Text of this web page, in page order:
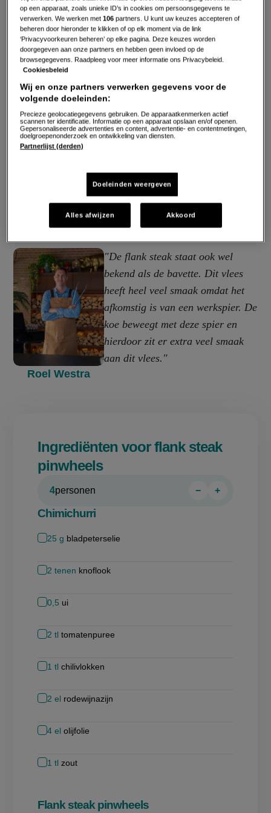
Roel Westra
"De flank steak staat ook wel
bekend als de bavette. Dit vlees
heeft heel veel smaak omdat het
afkomstig is van een werkspier. De
koe beweegt met deze spier en
hierdoor zit er extra veel smaak
aan dit vlees."
Ingrediënten voor flank steak
pinwheels
4personen
Persoon
−
Persoon
+
Chimichurri
25 g bladpeterselie
2 tenen knoflook
0,5 ui
2 tl tomatenpuree
1 tl chilivlokken
2 el rodewijnazijn
4 el olijfolie
1 tl zout
Flank steak pinwheels
op een apparaat, zoals unieke ID’s in cookies om persoonsgegevens te
verwerken. We werken met106 partners. U kunt uw keuzes accepteren of
beheren door hieronder te klikken of op elk moment via de link
‘Privacyvoorkeuren beheren’ op elke pagina. Deze keuzes worden
doorgegeven aan onze partners en hebben geen invloed op de
browsegegevens. Raadpleeg voor meer informatie ons Privacybeleid.
Cookiesbeleid
Wij en onze partners verwerken gegevens voor de
volgende doeleinden:
Precieze geolocatiegegevens gebruiken. De apparaatkenmerken actief
scannen ter identificatie. Informatie op een apparaat opslaan en/of openen.
Gepersonaliseerde advertenties en content, advertentie- en contentmetingen,
doelgroepenonderzoek en ontwikkeling van diensten.
Partnerlijst (derden)
Doeleinden weergeven
Alles afwijzen Akkoord